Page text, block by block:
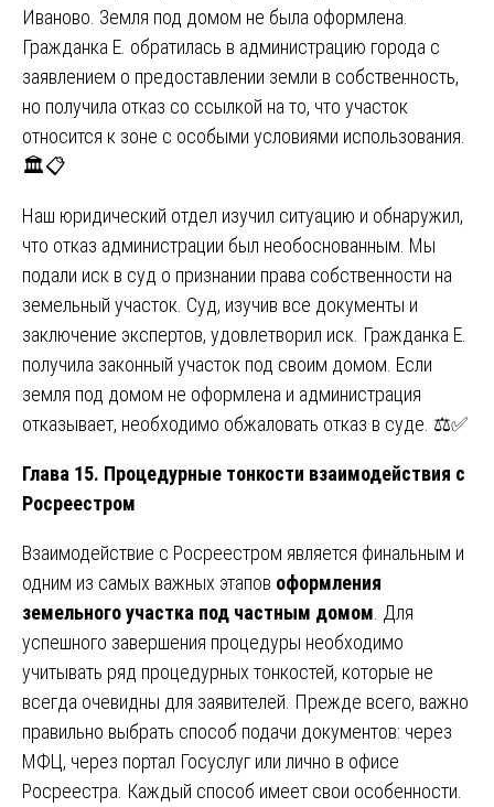
Иваново. Земля под домом не была оформлена.
Гражданка Е. обратилась в администрацию города с
заявлением о предоставлении земли в собственность,
но получила отказ со ссылкой на то, что участок
относится к зоне с особыми условиями использования.
🏛️📋
Наш юридический отдел изучил ситуацию и обнаружил,
что отказ администрации был необоснованным. Мы
подали иск в суд о признании права собственности на
земельный участок. Суд, изучив все документы и
заключение экспертов, удовлетворил иск. Гражданка Е.
получила законный участок под своим домом. Если
земля под домом не оформлена и администрация
отказывает, необходимо обжаловать отказ в суде. ⚖️✅
Глава 15. Процедурные тонкости взаимодействия с
Росреестром
Взаимодействие с Росреестром является финальным и
одним из самых важных этапов оформления
земельного участка под частным домом . Для
успешного завершения процедуры необходимо
учитывать ряд процедурных тонкостей, которые не
всегда очевидны для заявителей. Прежде всего, важно
правильно выбрать способ подачи документов: через
МФЦ, через портал Госуслуг или лично в офисе
Росреестра. Каждый способ имеет свои особенности.